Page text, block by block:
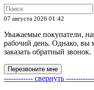
07 августа 2026 01:42
Уважаемые покупатели,
рабочий день. Однако, вы
заказать обратный звонок.
Перезвоните мне
------------ свернуть